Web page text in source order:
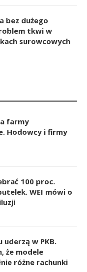
bez dużego
tkwi w
surowcowych
farmy
Hodowcy i firmy
100 proc.
WEI mówi o
w PKB.
że modele
różne rachunki